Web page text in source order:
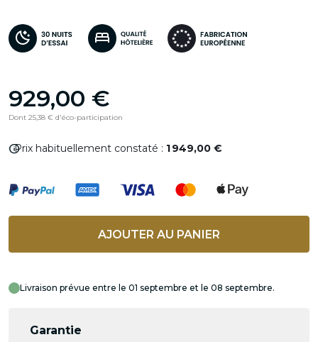
929,00 €
Dont 25,38 € d'éco-participation
infoPrix habituellement constaté : 1 949,00 €
AJOUTER AU PANIER
Livraison prévue entre le 01 septembre et le 08 septembre.
Garantie